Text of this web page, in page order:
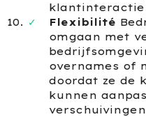
Flexibilité
omgaan met
overnames of
doordat ze de
kunnen